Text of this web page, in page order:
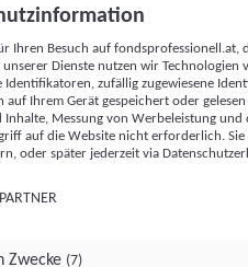
Messung von Werbeleistung
Zielgruppenforschung.
Online-Kennungen (z. B. login-
Kennungen,
zusammen mit anderen
Browserinformationen,
Technologien usw.) auf
dort ausgelesen werden, um es
eine App oder einer Webseite
mehrere der hier aufgeführten
Ihren Besuch auf
unserer Dienste nutzen wir Technologien
Identifikatoren, zufällig zugewiesene
auf Ihrem Gerät gespeichert oder
Messung von Werbeleistung
auf die Website nicht erforderlich.
oder später jederzeit via
PARTNER
Zwecke (7)